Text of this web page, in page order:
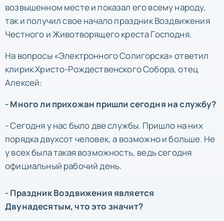
возвышенном месте и показал его всему народу,
так и получил свое начало праздник Воздвижения
Честного и Животворящего креста Господня.
На вопросы «Электронного Солигорска» ответил
клирик Христо-Рождественского Собора, отец
Алексей:
- Много ли прихожан пришли сегодня на службу?
- Сегодня у нас было две службы. Пришло на них
порядка двухсот человек, а возможно и больше. Не
у всех была такая возможность, ведь сегодня
официальный рабочий день.
- Праздник Воздвижения является
Двунадесятым, что это значит?